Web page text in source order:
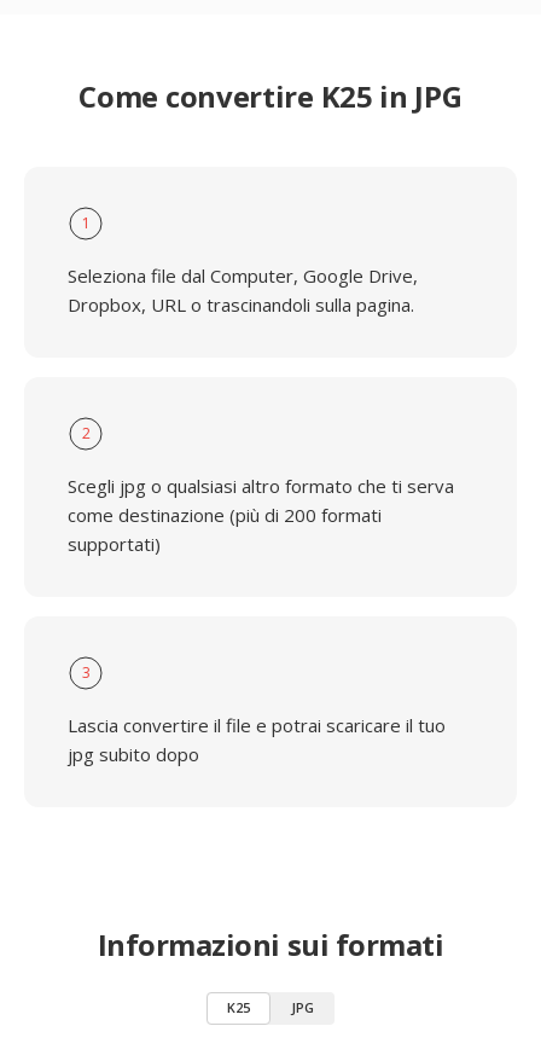
Come convertire K25 in JPG
1
Seleziona file dal Computer, Google Drive,
Dropbox, URL o trascinandoli sulla pagina.
2
Scegli jpg o qualsiasi altro formato che ti serva
come destinazione (più di 200 formati
supportati)
3
Lascia convertire il file e potrai scaricare il tuo
jpg subito dopo
Informazioni sui formati
K25 JPG